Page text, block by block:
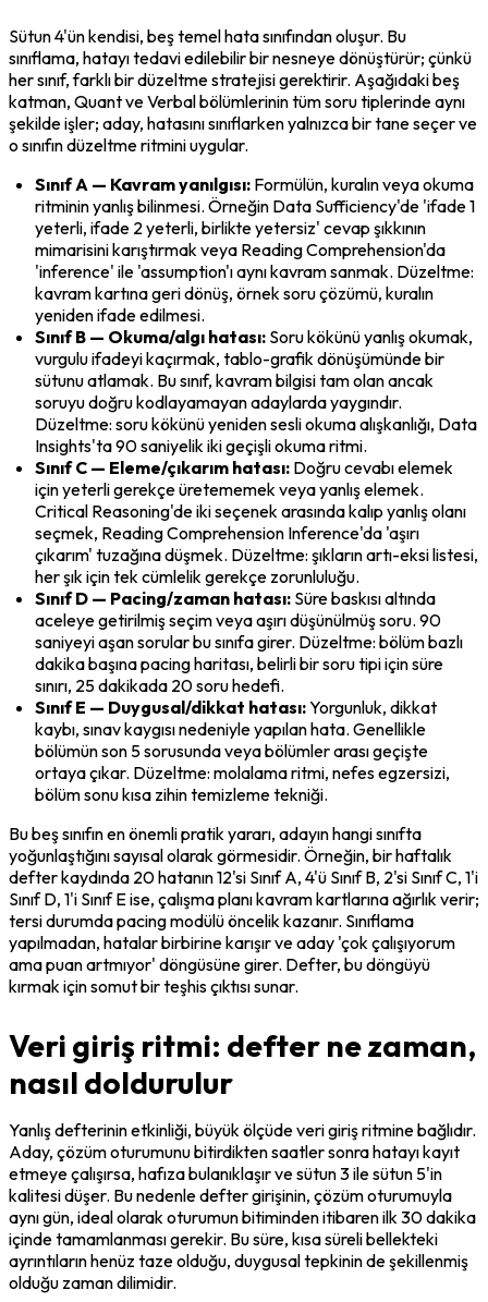
Sütun 4'ün kendisi, beş temel hata sınıfından oluşur. Bu
sınıflama, hatayı tedavi edilebilir bir nesneye dönüştürür; çünkü
her sınıf, farklı bir düzeltme stratejisi gerektirir. Aşağıdaki beş
katman, Quant ve Verbal bölümlerinin tüm soru tiplerinde aynı
şekilde işler; aday, hatasını sınıflarken yalnızca bir tane seçer ve
o sınıfın düzeltme ritmini uygular.
Sınıf A — Kavram yanılgısı: Formülün, kuralın veya okuma
ritminin yanlış bilinmesi. Örneğin Data Sufficiency'de 'ifade 1
yeterli, ifade 2 yeterli, birlikte yetersiz' cevap şıkkının
mimarisini karıştırmak veya Reading Comprehension'da
'inference' ile 'assumption'ı aynı kavram sanmak. Düzeltme:
kavram kartına geri dönüş, örnek soru çözümü, kuralın
yeniden ifade edilmesi.
Sınıf B — Okuma/algı hatası: Soru kökünü yanlış okumak,
vurgulu ifadeyi kaçırmak, tablo-grafik dönüşümünde bir
sütunu atlamak. Bu sınıf, kavram bilgisi tam olan ancak
soruyu doğru kodlayamayan adaylarda yaygındır.
Düzeltme: soru kökünü yeniden sesli okuma alışkanlığı, Data
Insights'ta 90 saniyelik iki geçişli okuma ritmi.
Sınıf C — Eleme/çıkarım hatası: Doğru cevabı elemek
için yeterli gerekçe üretememek veya yanlış elemek.
Critical Reasoning'de iki seçenek arasında kalıp yanlış olanı
seçmek, Reading Comprehension Inference'da 'aşırı
çıkarım' tuzağına düşmek. Düzeltme: şıkların artı-eksi listesi,
her şık için tek cümlelik gerekçe zorunluluğu.
Sınıf D — Pacing/zaman hatası: Süre baskısı altında
aceleye getirilmiş seçim veya aşırı düşünülmüş soru. 90
saniyeyi aşan sorular bu sınıfa girer. Düzeltme: bölüm bazlı
dakika başına pacing haritası, belirli bir soru tipi için süre
sınırı, 25 dakikada 20 soru hedefi.
Sınıf E — Duygusal/dikkat hatası: Yorgunluk, dikkat
kaybı, sınav kaygısı nedeniyle yapılan hata. Genellikle
bölümün son 5 sorusunda veya bölümler arası geçişte
ortaya çıkar. Düzeltme: molalama ritmi, nefes egzersizi,
bölüm sonu kısa zihin temizleme tekniği.
Bu beş sınıfın en önemli pratik yararı, adayın hangi sınıfta
yoğunlaştığını sayısal olarak görmesidir. Örneğin, bir haftalık
defter kaydında 20 hatanın 12'si Sınıf A, 4'ü Sınıf B, 2'si Sınıf C, 1'i
Sınıf D, 1'i Sınıf E ise, çalışma planı kavram kartlarına ağırlık verir;
tersi durumda pacing modülü öncelik kazanır. Sınıflama
yapılmadan, hatalar birbirine karışır ve aday 'çok çalışıyorum
ama puan artmıyor' döngüsüne girer. Defter, bu döngüyü
kırmak için somut bir teşhis çıktısı sunar.
Veri giriş ritmi: defter ne zaman,
nasıl doldurulur
Yanlış defterinin etkinliği, büyük ölçüde veri giriş ritmine bağlıdır.
Aday, çözüm oturumunu bitirdikten saatler sonra hatayı kayıt
etmeye çalışırsa, hafıza bulanıklaşır ve sütun 3 ile sütun 5'in
kalitesi düşer. Bu nedenle defter girişinin, çözüm oturumuyla
aynı gün, ideal olarak oturumun bitiminden itibaren ilk 30 dakika
içinde tamamlanması gerekir. Bu süre, kısa süreli bellekteki
ayrıntıların henüz taze olduğu, duygusal tepkinin de şekillenmiş
olduğu zaman dilimidir.